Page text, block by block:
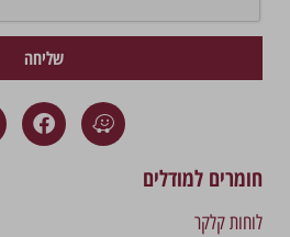
שליחה
חומרים למודלים
לוחות קלקר